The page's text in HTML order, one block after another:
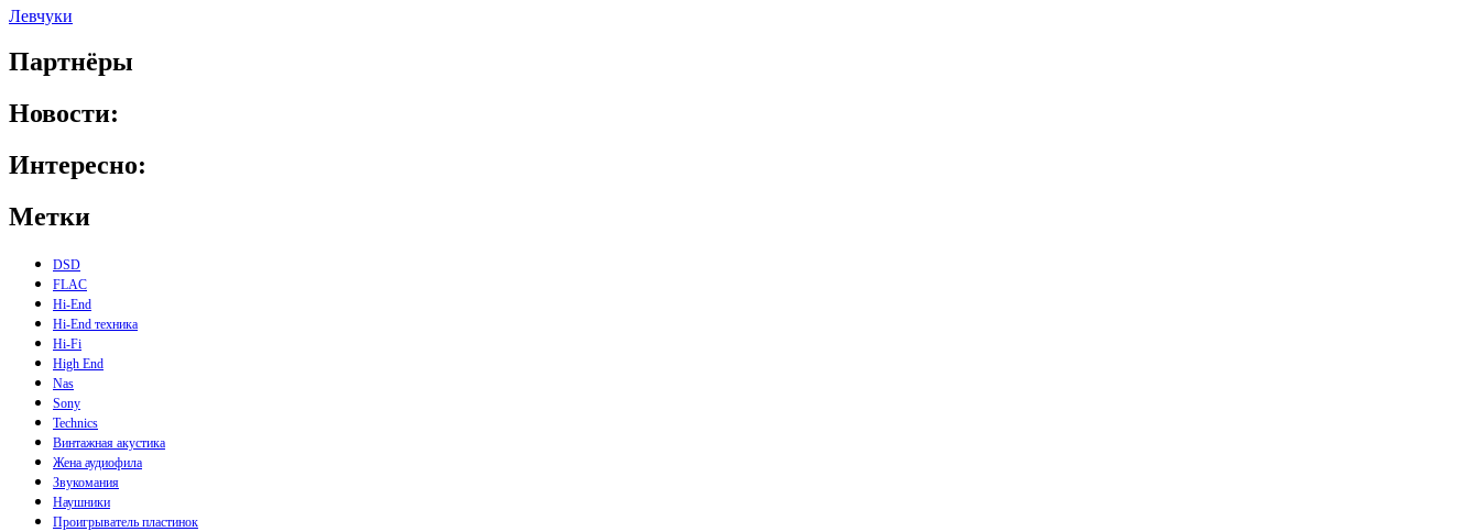
Левчуки
Партнёры
Новости:
Интересно:
Метки
DSD
FLAC
Hi-End
Hi-End техника
Hi-Fi
High End
Nas
Sony
Technics
Винтажная акустика
Жена аудиофила
Звукомания
Наушники
Проигрыватель пластинок